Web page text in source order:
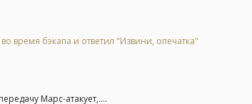
время бэкапа и ответил "Извини, опечатка"
Марс-атакует,....